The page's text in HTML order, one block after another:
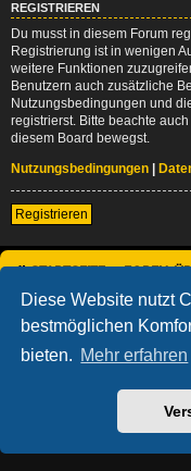
Diese Website nutzt
bestmöglichen
bieten. Mehr erfahren
REGISTRIEREN
Du musst in diesem Forum
Registrierung ist in wenigen
weitere Funktionen
Benutzern auch zusätzliche
Nutzungsbedingungen und
registrierst. Bitte beachte
diesem Board bewegst.
Nutzungsbedingungen |
Registrieren
STARTSEITE FOREN-
POWERED BY